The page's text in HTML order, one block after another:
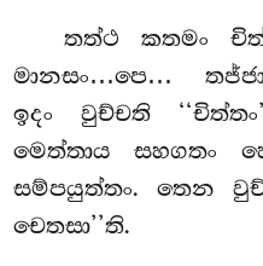
තත්ථ කතමං
මානසං…පෙ…
ඉදං වුච්චති
මෙත්තාය සහගතං
සම්පයුත්තං. තෙන
චෙතසා’’ති.